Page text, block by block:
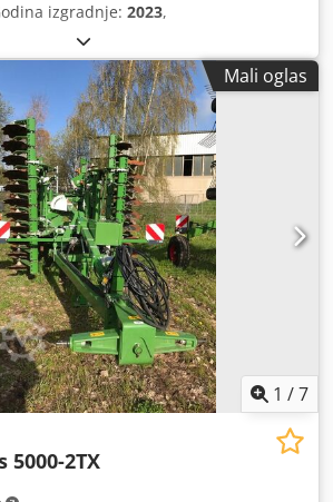
izgradnje: 2023,
Mali oglas
1 /7
5000-2TX